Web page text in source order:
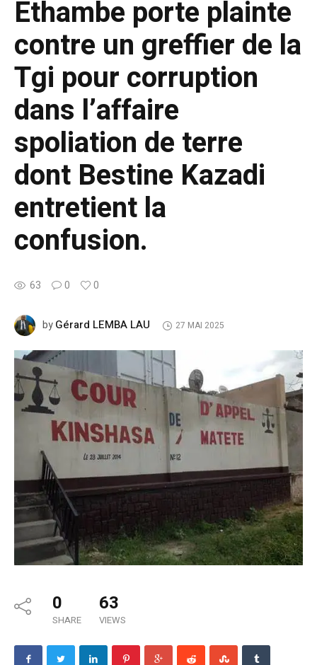
Ethambe porte plainte
contre un greffier de la
Tgi pour corruption
dans l’affaire
spoliation de terre
dont Bestine Kazadi
entretient la
confusion.
63 0 0
byGérard LEMBA LAU 27 MAI 2025
0
SHARE
63
VIEWS